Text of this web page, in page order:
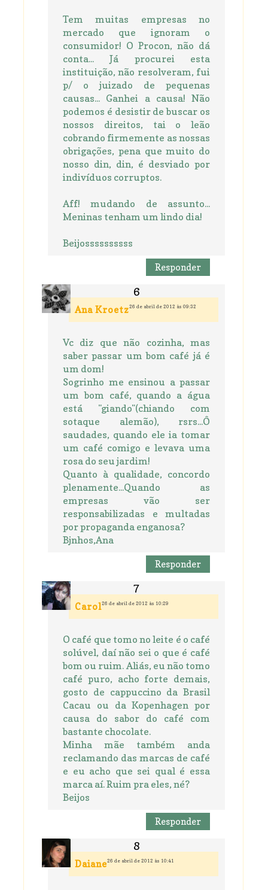
Tem muitas empresas no
mercado que ignoram o
consumidor! O Procon, não dá
conta... Já procurei esta
instituição, não resolveram, fui
p/ o juizado de pequenas
causas... Ganhei a causa! Não
podemos é desistir de buscar os
nossos direitos, tai o leão
cobrando firmemente as nossas
obrigações, pena que muito do
nosso din, din, é desviado por
indivíduos corruptos.
Aff! mudando de assunto...
Meninas tenham um lindo dia!
Beijossssssssss
Responder
Ana Kroetz26 de abril de 2012 às 09:32
Vc diz que não cozinha, mas
saber passar um bom café já é
um dom!
Sogrinho me ensinou a passar
um bom café, quando a água
está "giando"(chiando com
sotaque alemão), rsrs...Ô
saudades, quando ele ia tomar
um café comigo e levava uma
rosa do seu jardim!
Quanto à qualidade, concordo
plenamente...Quando as
empresas vão ser
responsabilizadas e multadas
por propaganda enganosa?
Bjnhos,Ana
Responder
Carol26 de abril de 2012 às 10:29
O café que tomo no leite é o café
solúvel, daí não sei o que é café
bom ou ruim. Aliás, eu não tomo
café puro, acho forte demais,
gosto de cappuccino da Brasil
Cacau ou da Kopenhagen por
causa do sabor do café com
bastante chocolate.
Minha mãe também anda
reclamando das marcas de café
e eu acho que sei qual é essa
marca aí. Ruim pra eles, né?
Beijos
Responder
Daiane26 de abril de 2012 às 10:41